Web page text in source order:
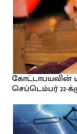
கோட்டாபயவின்
செப்டெம்பர் 22-